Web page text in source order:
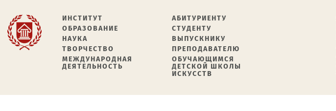
ИНСТИТУТ
ОБРАЗОВАНИЕ
НАУКА
ТВОРЧЕСТВО
МЕЖДУНАРОДНАЯ
ДЕЯТЕЛЬНОСТЬ
АБИТУРИЕНТУ
СТУДЕНТУ
ВЫПУСКНИКУ
ПРЕПОДАВАТЕЛЮ
ОБУЧАЮЩИМСЯ
ДЕТСКОЙ ШКОЛЫ
ИСКУССТВ